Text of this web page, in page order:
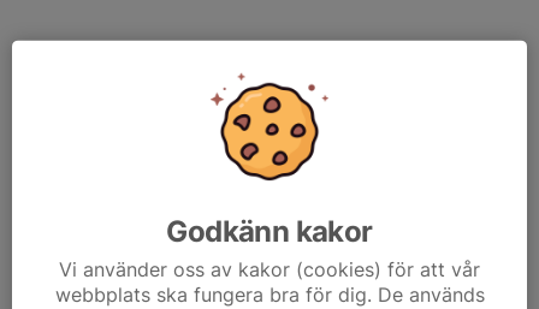
Godkänn kakor
Vi använder oss av kakor (cookies) för att vår
webbplats ska fungera bra för dig. De används